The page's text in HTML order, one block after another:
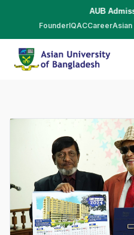
AUB
FounderIQACCareerAsian